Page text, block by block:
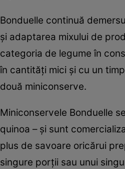
Bonduelle continuă
şi adaptarea mixului de
categoria de legume în
în cantităţi mici şi cu un
două miniconserve.
Miniconservele Bonduelle
quinoa – şi sunt
plus de savoare oricărui
singure porţii sau unui